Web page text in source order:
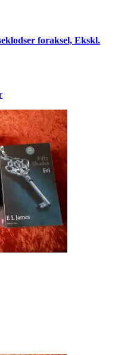
foraksel, Ekskl.